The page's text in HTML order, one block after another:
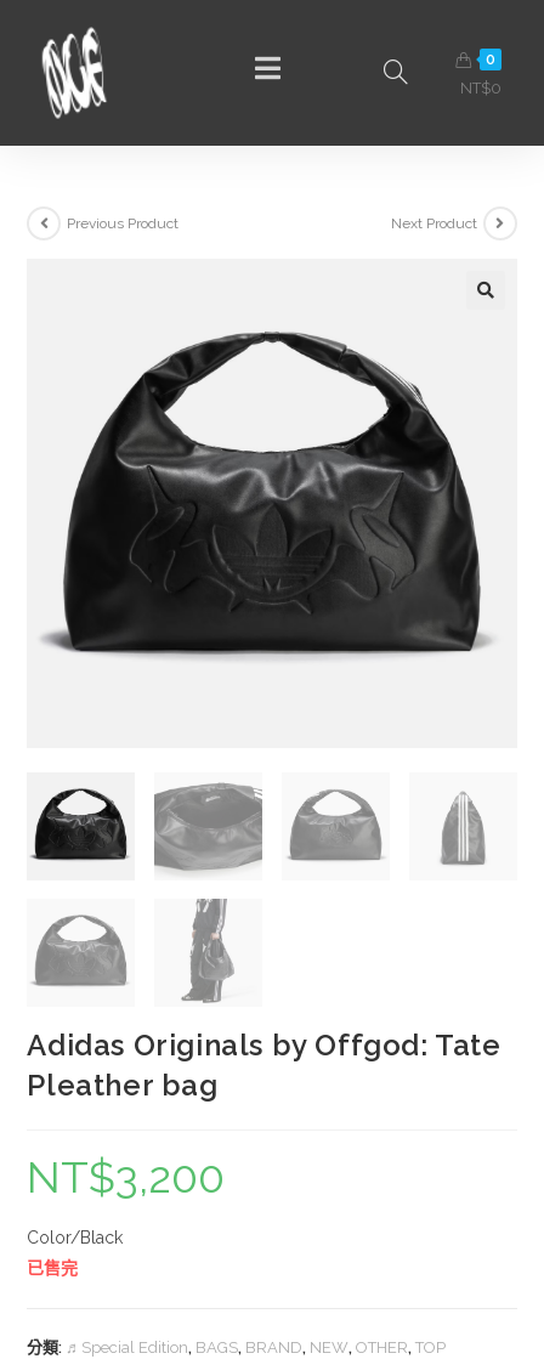
0
NT$0
Previous Product Next Product
Adidas Originals by Offgod: Tate
Pleather bag
NT$3,200
Color/Black
已售完
分類: ♬Special Edition, BAGS, BRAND, NEW,OTHER,TOP